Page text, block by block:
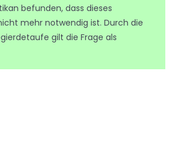
befunden, dass dieses
mehr notwendig ist. Durch die
gilt die Frage als